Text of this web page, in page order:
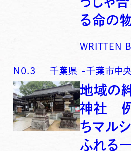
る命の
WRITTEN
N0. 3 千葉県 -千葉市中
地域の
神社 例
ちマル
ふれる